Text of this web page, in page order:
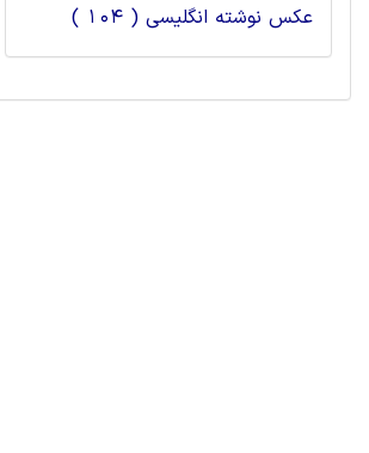
عکس نوشته انگلیسی ( 104 )